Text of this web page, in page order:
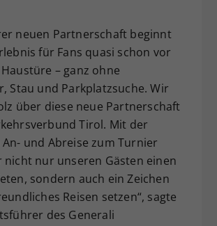
neuen Partnerschaft beginnt
für Fans quasi schon vor
– ganz ohne
Stau und Parkplatzsuche. Wir
über diese neue Partnerschaft
Tirol. Mit der
und Abreise zum Turnier
nicht nur unseren Gästen einen
sondern auch ein Zeichen
Reisen setzen“, sagte
des Generali